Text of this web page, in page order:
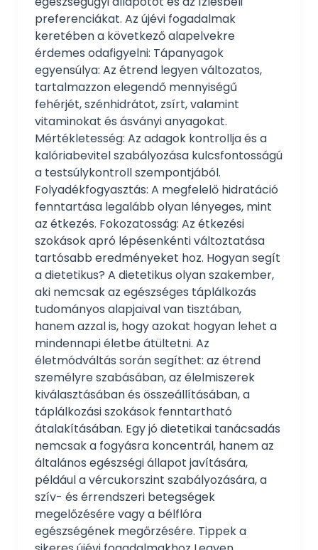
preferenciákat. Az újévi fogadalmak
keretében a következő alapelvekre
érdemes odafigyelni: Tápanyagok
egyensúlya: Az étrend legyen változatos,
tartalmazzon elegendő mennyiségű
fehérjét, szénhidrátot, zsírt, valamint
vitaminokat és ásványi anyagokat.
Mértékletesség: Az adagok kontrollja és a
kalóriabevitel szabályozása kulcsfontosságú
a testsúlykontroll szempontjából.
Folyadékfogyasztás: A megfelelő hidratáció
fenntartása legalább olyan lényeges, mint
az étkezés. Fokozatosság: Az étkezési
szokások apró lépésenkénti változtatása
tartósabb eredményeket hoz. Hogyan segít
a dietetikus? A dietetikus olyan szakember,
aki nemcsak az egészséges táplálkozás
tudományos alapjaival van tisztában,
hanem azzal is, hogy azokat hogyan lehet a
mindennapi életbe átültetni. Az
életmódváltás során segíthet: az étrend
személyre szabásában, az élelmiszerek
kiválasztásában és összeállításában, a
táplálkozási szokások fenntartható
átalakításában. Egy jó dietetikai tanácsadás
nemcsak a fogyásra koncentrál, hanem az
általános egészségi állapot javítására,
például a vércukorszint szabályozására, a
szív- és érrendszeri betegségek
megelőzésére vagy a bélflóra
egészségének megőrzésére. Tippek a